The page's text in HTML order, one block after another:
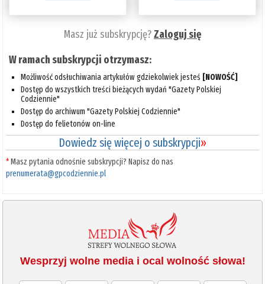
Masz już subskrypcję?Zaloguj się
W ramach subskrypcji otrzymasz:
Możliwość odsłuchiwania artykułów gdziekolwiek jesteś [NOWOŚĆ]
Dostęp do wszystkich treści bieżących wydań "Gazety Polskiej
Codziennie"
Dostęp do archiwum "Gazety Polskiej Codziennie"
Dostęp do felietonów on-line
Dowiedz się więcej o subskrypcji»
*Masz pytania odnośnie subskrypcji? Napisz do nas
prenumerata@gpcodziennie.pl
Wesprzyj wolne media i ocal wolność słowa!